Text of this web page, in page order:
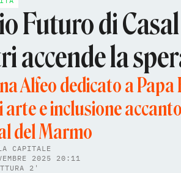
Futuro di
accende la
Alfeo dedicato a Papa
e inclusione
del Marmo
CAPITALE
2025 20:11
2'